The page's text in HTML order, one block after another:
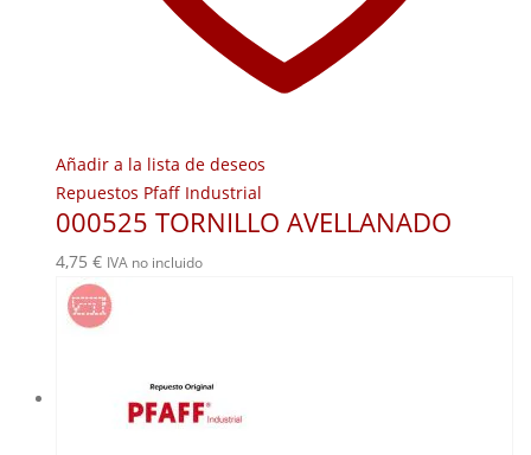
Añadir a la lista de deseos
Repuestos Pfaff Industrial
000525 TORNILLO AVELLANADO
4,75 € IVA no incluido